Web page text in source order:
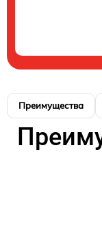
Преимущества